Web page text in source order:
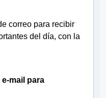
correo para recibir
del día, con la
mail para